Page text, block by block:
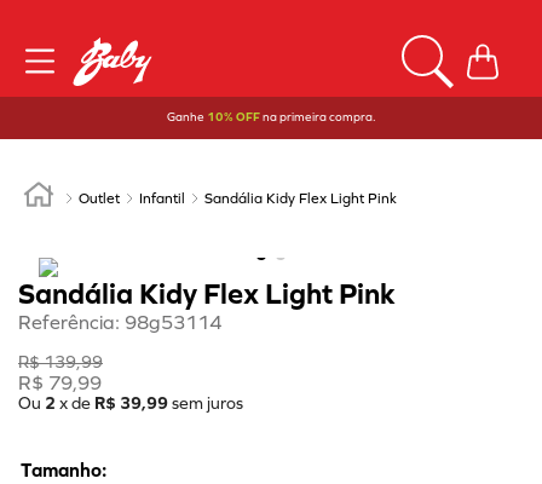
Ganhe 10% OFFna primeira compra.
Outlet Infantil Sandália Kidy Flex Light Pink
Sandália Kidy Flex Light Pink
Referência: 98g53114
R$139,99
R$ 79,99
Ou 2 x de R$ 39,99sem juros